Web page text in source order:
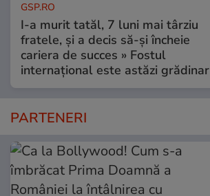
GSP.RO
I-a murit tatăl, 7 luni mai târziu
fratele, și a decis să-și încheie
cariera de succes » Fostul
internațional este astăzi grădinar
PARTENERI